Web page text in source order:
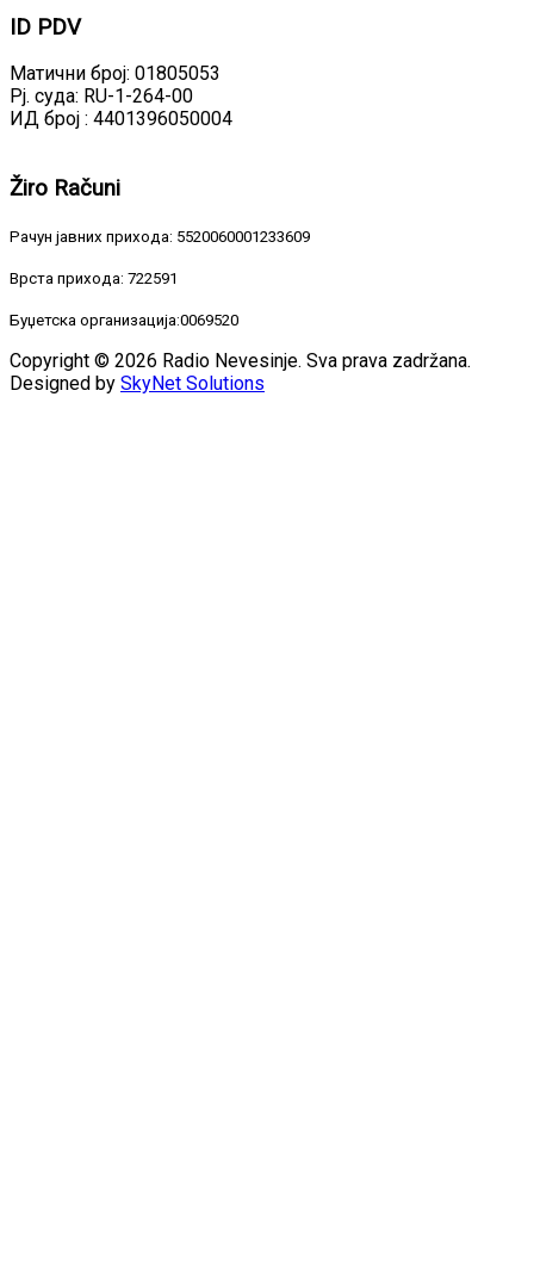
ID PDV
Матични број: 01805053
Рј. суда: RU-1-264-00
ИД број : 4401396050004
Žiro Računi
Рачун јавних прихода: 5520060001233609
Врста прихода: 722591
Буџетска организација:0069520
Copyright © 2026 Radio Nevesinje. Sva prava zadržana.
Designed by SkyNet Solutions